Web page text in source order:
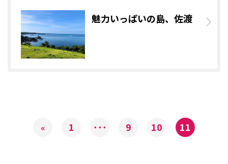
魅力いっぱいの島、佐渡
« 1 ･･･ 9 10 11